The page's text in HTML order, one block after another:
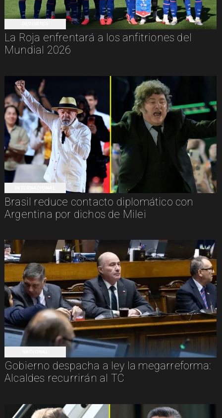
La Roja enfrentará a los anfitriones del
Mundial 2026
Brasil reduce contacto diplomático con
Argentina por dichos de Milei
Gobierno despacha a ley la megarreforma:
Alcaldes recurrirán al TC